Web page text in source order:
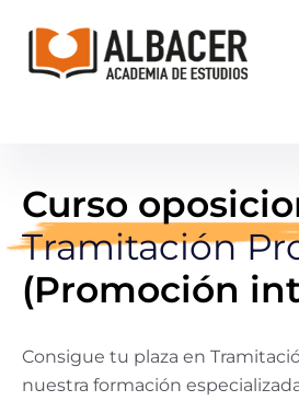
Curso
Tramitación
(Promoción
Consigue tu plaza en
nuestra formación